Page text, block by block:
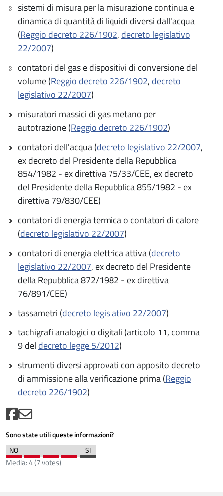
sistemi di misura per la misurazione continua e
dinamica di quantità di liquidi diversi dall'acqua
(Reggio decreto 226/1902, decreto legislativo
22/2007)
contatori del gas e dispositivi di conversione del
volume (Reggio decreto 226/1902, decreto
legislativo 22/2007)
misuratori massici di gas metano per
autotrazione (Reggio decreto 226/1902)
contatori dell'acqua (decreto legislativo 22/2007,
ex decreto del Presidente della Repubblica
854/1982 - ex direttiva 75/33/CEE, ex decreto
del Presidente della Repubblica 855/1982 - ex
direttiva 79/830/CEE)
contatori di energia termica o contatori di calore
(decreto legislativo 22/2007)
contatori di energia elettrica attiva (decreto
legislativo 22/2007, ex decreto del Presidente
della Repubblica 872/1982 - ex direttiva
76/891/CEE)
tassametri (decreto legislativo 22/2007)
tachigrafi analogici o digitali (articolo 11, comma
9 del decreto legge 5/2012)
strumenti diversi approvati con apposito decreto
di ammissione alla verificazione prima (Reggio
decreto 226/1902)
Sono state utili queste informazioni?
Media:4(7votes)